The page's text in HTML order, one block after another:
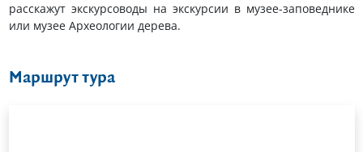
расскажут экскурсоводы на экскурсии в музее-заповеднике
или музее Археологии дерева.
Маршрут тура